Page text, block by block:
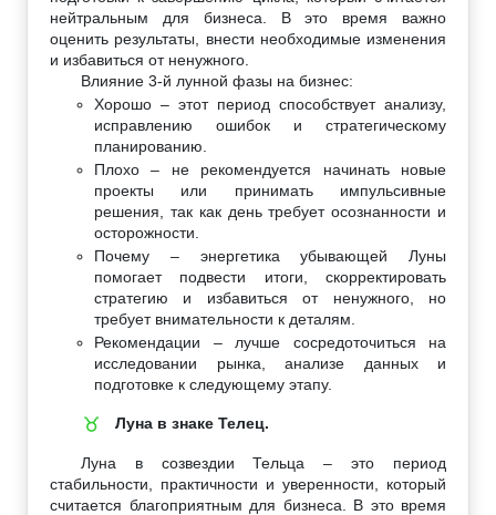
нейтральным для бизнеса. В это время важно
оценить результаты, внести необходимые изменения
и избавиться от ненужного.
Влияние 3-й лунной фазы на бизнес:
Хорошо – этот период способствует анализу,
исправлению ошибок и стратегическому
планированию.
Плохо – не рекомендуется начинать новые
проекты или принимать импульсивные
решения, так как день требует осознанности и
осторожности.
Почему – энергетика убывающей Луны
помогает подвести итоги, скорректировать
стратегию и избавиться от ненужного, но
требует внимательности к деталям.
Рекомендации – лучше сосредоточиться на
исследовании рынка, анализе данных и
подготовке к следующему этапу.
♉ Луна в знаке Телец.
Луна в созвездии Тельца – это период
стабильности, практичности и уверенности, который
считается благоприятным для бизнеса. В это время